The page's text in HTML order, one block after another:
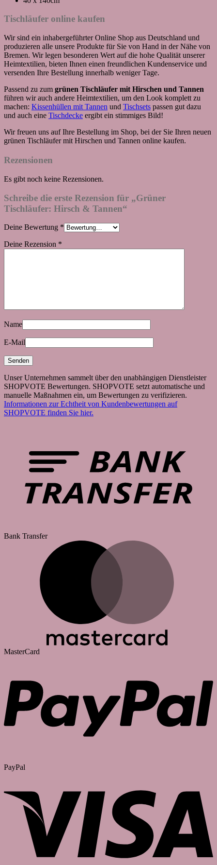
Tischläufer online kaufen
Wir sind ein inhabergeführter Online Shop aus Deutschland und
produzieren alle unsere Produkte für Sie von Hand in der Nähe von
Bremen. Wir legen besonderen Wert auf die hohe Qualität unserer
Heimtextilien, bieten Ihnen einen freundlichen Kundenservice und
versenden Ihre Bestellung innerhalb weniger Tage.
Passend zu zum grünen Tischläufer mit Hirschen und Tannen
führen wir auch andere Heimtextilien, um den Look komplett zu
machen: Kissenhüllen mit Tannen und Tischsets passen gut dazu
und auch eine Tischdecke ergibt ein stimmiges Bild!
Wir freuen uns auf Ihre Bestellung im Shop, bei der Sie Ihren neuen
grünen Tischläufer mit Hirschen und Tannen online kaufen.
Rezensionen
Es gibt noch keine Rezensionen.
Schreibe die erste Rezension für „Grüner
Tischläufer: Hirsch & Tannen“
Deine Bewertung *
Deine Rezension *
Name
E-Mail
Unser Unternehmen sammelt über den unabhängigen Dienstleister
SHOPVOTE Bewertungen. SHOPVOTE setzt automatische und
manuelle Maßnahmen ein, um Bewertungen zu verifizieren.
Informationen zur Echtheit von Kundenbewertungen auf
SHOPVOTE finden Sie hier.
Bank Transfer
MasterCard
PayPal